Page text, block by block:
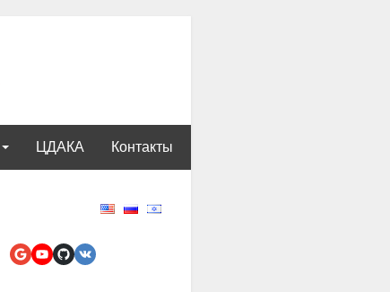
ЦДАКА Контакты